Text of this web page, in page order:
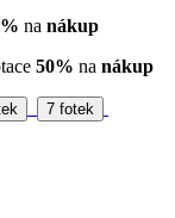
na nákup
50% na nákup
7 fotek